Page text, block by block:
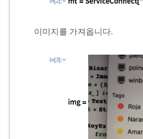
In[2]:=
이미지를 가져옵니다.
In[3]:=